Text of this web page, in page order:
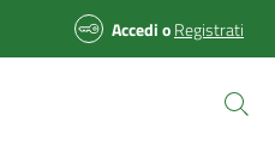
AccedioRegistrati